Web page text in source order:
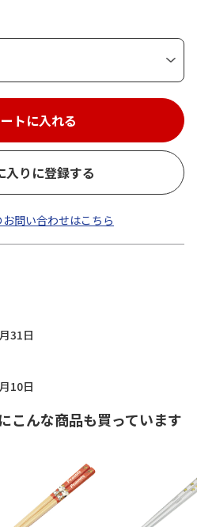
トに入れる
入りに登録する
問い合わせはこちら
31日
10日
こんな商品も買っています